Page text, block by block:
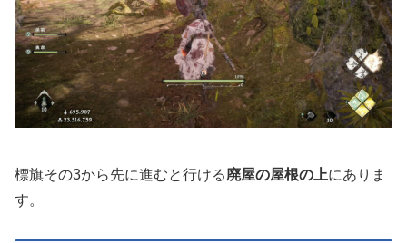
標旗その3から先に進むと行ける廃屋の屋根の上にありま
す。